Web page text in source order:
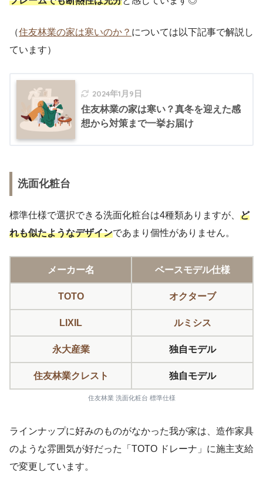
（住友林業の家は寒いのか？ については以下記事で解説し
ています）
2024年1月9日
住友林業の家は寒い？真冬を迎えた感
想から対策まで一挙お届け
洗面化粧台
標準仕様で選択できる洗面化粧台は4種類ありますが、 ど
れも似たようなデザインであまり個性がありません。
メーカー名 ベースモデル仕様
TOTO オクターブ
LIXIL ルミシス
永大産業 独自モデル
住友林業クレスト 独自モデル
住友林業 洗面化粧台 標準仕様
ラインナップに好みのものがなかった我が家は、造作家具
のような雰囲気が好だった「TOTO ドレーナ」に施主支給
で変更しています。